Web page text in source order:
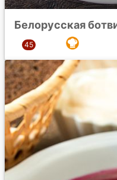
Белорусская